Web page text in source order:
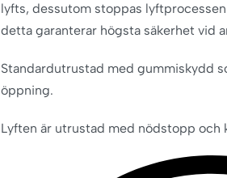
lyfts, dessutom stoppas
detta garanterar högsta säkerhet vid
Standardutrustad med gummiskydd
öppning.
Lyften är utrustad med nödstopp och